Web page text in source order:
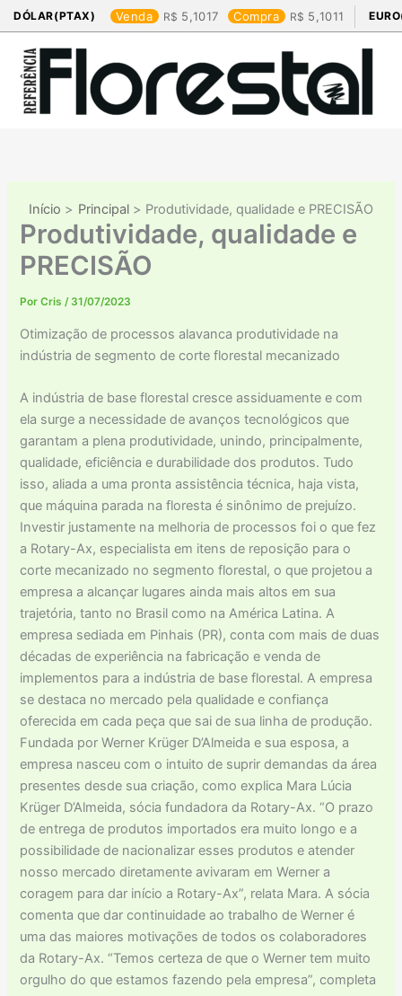
DÓLAR(PTAX) Venda 5,1017 Compra 5,1011
para
conteúdo
Início Principal Produtividade, qualidade e PRECISÃO
Produtividade, qualidade e
PRECISÃO
PorCris/ 31/07/2023
Otimização de processos alavanca produtividade na
indústria de segmento de corte florestal mecanizado
A indústria de base florestal cresce assiduamente e com
ela surge a necessidade de avanços tecnológicos que
garantam a plena produtividade, unindo, principalmente,
qualidade, eficiência e durabilidade dos produtos. Tudo
isso, aliada a uma pronta assistência técnica, haja vista,
que máquina parada na floresta é sinônimo de prejuízo.
Investir justamente na melhoria de processos foi o que fez
a Rotary-Ax, especialista em itens de reposição para o
corte mecanizado no segmento florestal, o que projetou a
empresa a alcançar lugares ainda mais altos em sua
trajetória, tanto no Brasil como na América Latina. A
empresa sediada em Pinhais (PR), conta com mais de duas
décadas de experiência na fabricação e venda de
implementos para a indústria de base florestal. A empresa
se destaca no mercado pela qualidade e confiança
oferecida em cada peça que sai de sua linha de produção.
Fundada por Werner Krüger D’Almeida e sua esposa, a
empresa nasceu com o intuito de suprir demandas da área
presentes desde sua criação, como explica Mara Lúcia
Krüger D’Almeida, sócia fundadora da Rotary-Ax. “O prazo
de entrega de produtos importados era muito longo e a
possibilidade de nacionalizar esses produtos e atender
nosso mercado diretamente avivaram em Werner a
coragem para dar início a Rotary-Ax”, relata Mara. A sócia
comenta que dar continuidade ao trabalho de Werner é
uma das maiores motivações de todos os colaboradores
da Rotary-Ax. “Temos certeza de que o Werner tem muito
orgulho do que estamos fazendo pela empresa”, completa